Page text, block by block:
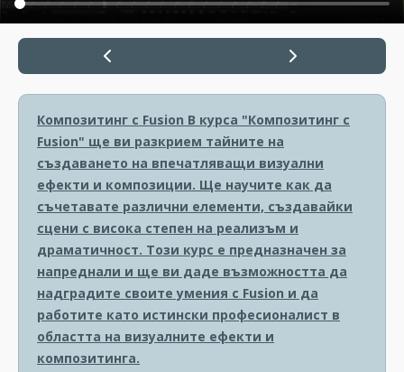
Композитинг с Fusion В курса "Композитинг с
Fusion" ще ви разкрием тайните на
създаването на впечатляващи визуални
ефекти и композиции. Ще научите как да
съчетавате различни елементи, създавайки
сцени с висока степен на реализъм и
драматичност. Този курс е предназначен за
напреднали и ще ви даде възможността да
надградите своите умения с Fusion и да
работите като истински професионалист в
областта на визуалните ефекти и
композитинга.